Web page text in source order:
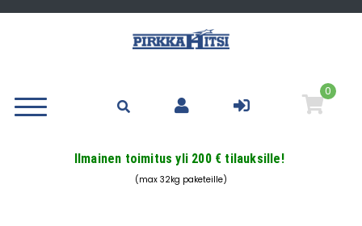
0
Ilmainen toimitus yli 200 € tilauksille!
(max 32kg paketeille)